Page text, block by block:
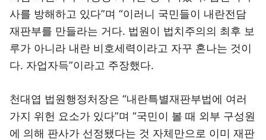
사를 방해하고 있다”며 “이러니 국민들이 내란전담
재판부를 만들라는 거다. 법원이 법치주의의 최후 보
루가 아니라 내란 비호세력이라고 자꾸 혼나는 것이
다. 자업자득”이라고 주장했다.
천대엽 법원행정처장은 “내란특별재판부법에 여러
가지 위헌 요소가 있다”며 “국민이 볼 때 외부 구성원
에 의해 판사가 선정됐다는 것 자체만으로 이미 재판